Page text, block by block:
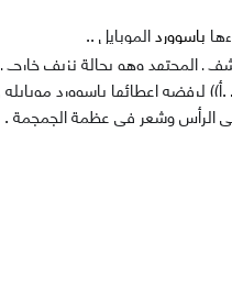
باسووردالموبايل ..
وهو بحالة نزيف خارجي
لرفضه اعطائها باسوورد
الرأس وشعر في عظمة الجمجمة .